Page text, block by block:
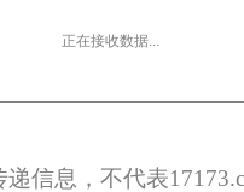
专稿 【
递信息，不代表
正在接收数据...